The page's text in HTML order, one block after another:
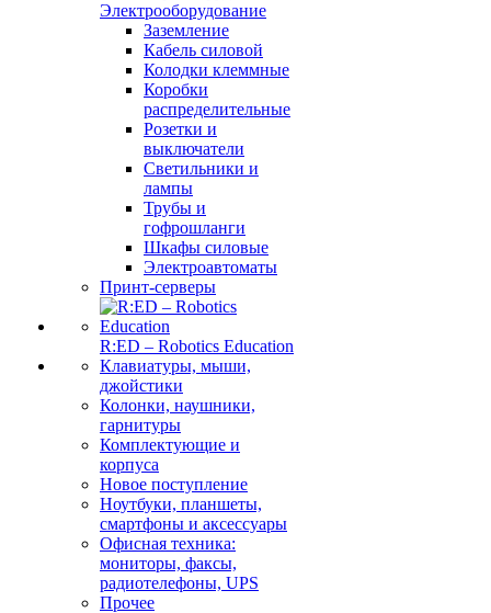
Электрооборудование
Заземление
Кабель силовой
Колодки клеммные
Коробки
распределительные
Розетки и
выключатели
Светильники и
лампы
Трубы и
гофрошланги
Шкафы силовые
Электроавтоматы
Принт-серверы
R:ED – Robotics Education
Клавиатуры, мыши,
джойстики
Колонки, наушники,
гарнитуры
Комплектующие и
корпуса
Новое поступление
Ноутбуки, планшеты,
смартфоны и аксессуары
Офисная техника:
мониторы, факсы,
радиотелефоны, UPS
Прочее